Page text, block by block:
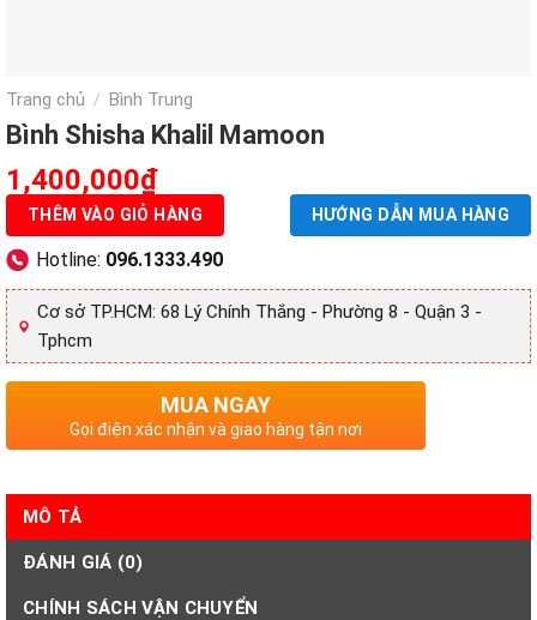
Trang chủ / Bình Trung
Bình Shisha Khalil Mamoon
1,400,000₫
HƯỚNG DẪN MUA HÀNG
THÊM VÀO GIỎ HÀNG
Hotline: 096.1333.490
Cơ sở TP.HCM: 68 Lý Chính Thắng - Phường 8 - Quận 3 -
Tphcm
MUA NGAY
Gọi điện xác nhận và giao hàng tận nơi
MÔ TẢ
ĐÁNH GIÁ (0)
CHÍNH SÁCH VẬN CHUYỂN